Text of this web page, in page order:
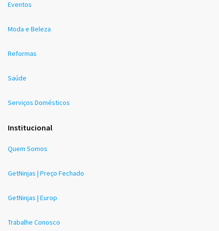
Eventos
Moda e Beleza
Reformas
Saúde
Serviços Domésticos
Institucional
Quem Somos
GetNinjas | Preço Fechado
GetNinjas | Europ
Trabalhe Conosco